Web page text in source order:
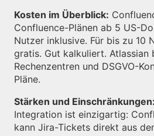
Kosten im Überblick:
Confluence-Plänen ab 5 US-
Nutzer inklusive. Für bis zu 10
gratis. Gut kalkuliert. Atlassian
Rechenzentren und DSGVO-
Pläne.
Stärken und Einschränkungen:
Integration ist einzigartig:
kann Jira-Tickets direkt aus